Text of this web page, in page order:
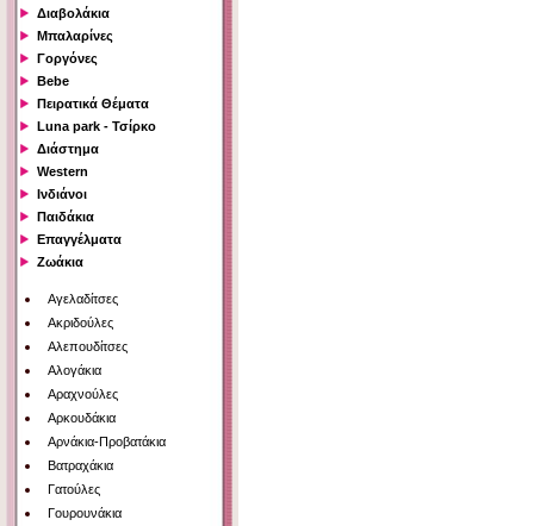
Διαβολάκια
Μπαλαρίνες
Γοργόνες
Bebe
Πειρατικά Θέματα
Luna park - Τσίρκο
Διάστημα
Western
Ινδιάνοι
Παιδάκια
Επαγγέλματα
Ζωάκια
Αγελαδίτσες
Ακριδούλες
Αλεπουδίτσες
Αλογάκια
Αραχνούλες
Αρκουδάκια
Αρνάκια-Προβατάκια
Βατραχάκια
Γατούλες
Γουρουνάκια